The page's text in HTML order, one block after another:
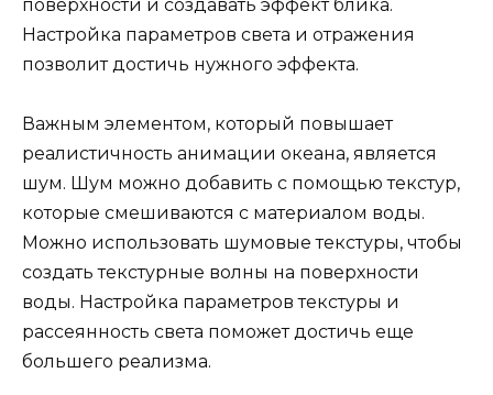
поверхности и создавать эффект блика.
Настройка параметров света и отражения
позволит достичь нужного эффекта.
Важным элементом, который повышает
реалистичность анимации океана, является
шум. Шум можно добавить с помощью текстур,
которые смешиваются с материалом воды.
Можно использовать шумовые текстуры, чтобы
создать текстурные волны на поверхности
воды. Настройка параметров текстуры и
рассеянность света поможет достичь еще
большего реализма.